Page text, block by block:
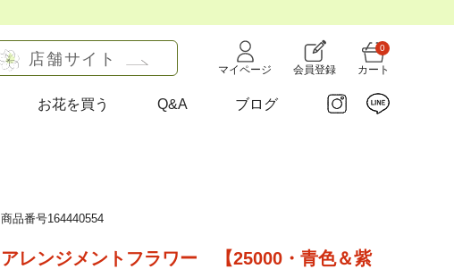
店舗サイト
マイページ 会員登録
0
カート
お花を買う Q&A ブログ
商品番号164440554
アレンジメントフラワー 【25000・青色＆紫